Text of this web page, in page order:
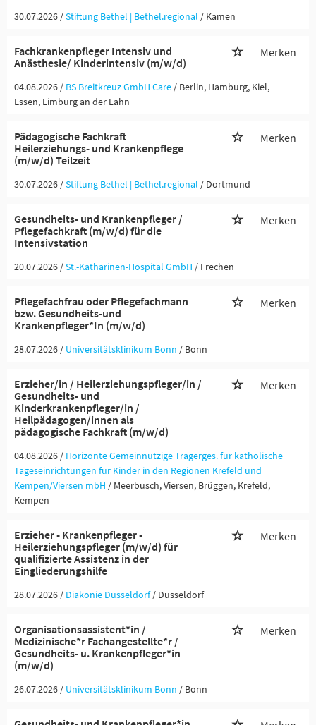
30.07.2026 /Stiftung Bethel | Bethel.regional / Kamen
Fachkrankenpfleger Intensiv und
Anästhesie/ Kinderintensiv (m/w/d)
Merken
04.08.2026 / BS Breitkreuz GmbH Care / Berlin, Hamburg, Kiel,
Essen, Limburg an der Lahn
Pädagogische Fachkraft
Heilerziehungs- und Krankenpflege
(m/w/d) Teilzeit
Merken
30.07.2026 /Stiftung Bethel | Bethel.regional / Dortmund
Gesundheits- und Krankenpfleger /
Pflegefachkraft (m/w/d) für die
Intensivstation
Merken
20.07.2026 /St.-Katharinen-Hospital GmbH / Frechen
Pflegefachfrau oder Pflegefachmann
bzw. Gesundheits-und
Krankenpfleger*In (m/w/d)
Merken
28.07.2026 / Universitätsklinikum Bonn / Bonn
Erzieher/in / Heilerziehungspfleger/in /
Gesundheits- und
Kinderkrankenpfleger/in /
Heilpädagogen/innen als
pädagogische Fachkraft (m/w/d)
Merken
04.08.2026 / Horizonte Gemeinnützige Trägerges. für katholische
Tageseinrichtungen für Kinder in den Regionen Krefeld und
Kempen/Viersen mbH / Meerbusch, Viersen, Brüggen, Krefeld,
Kempen
Erzieher - Krankenpfleger -
Heilerziehungspfleger (m/w/d) für
qualifizierte Assistenz in der
Eingliederungshilfe
Merken
28.07.2026 / Diakonie Düsseldorf / Düsseldorf
Organisationsassistent*in /
Medizinische*r Fachangestellte*r /
Gesundheits- u. Krankenpfleger*in
(m/w/d)
Merken
26.07.2026 / Universitätsklinikum Bonn / Bonn